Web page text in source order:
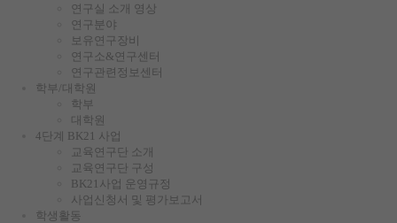
연구실 소개 영상
연구분야
보유연구장비
연구소&연구센터
연구관련정보센터
학부/대학원
학부
대학원
4단계 BK21 사업
교육연구단 소개
교육연구단 구성
BK21사업 운영규정
사업신청서 및 평가보고서
학생활동